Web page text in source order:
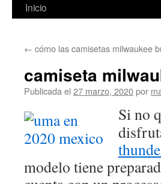
Saltar
contenido
Inicio
← cómo las camisetas milwaukee
camiseta
Publicada el 27 marzo, 2020por
Si no
modelo tiene